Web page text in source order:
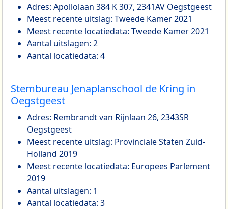
Adres: Apollolaan 384 K 307, 2341AV Oegstgeest
Meest recente uitslag: Tweede Kamer 2021
Meest recente locatiedata: Tweede Kamer 2021
Aantal uitslagen: 2
Aantal locatiedata: 4
Stembureau Jenaplanschool de Kring in
Oegstgeest
Adres: Rembrandt van Rijnlaan 26, 2343SR
Oegstgeest
Meest recente uitslag: Provinciale Staten Zuid-
Holland 2019
Meest recente locatiedata: Europees Parlement
2019
Aantal uitslagen: 1
Aantal locatiedata: 3